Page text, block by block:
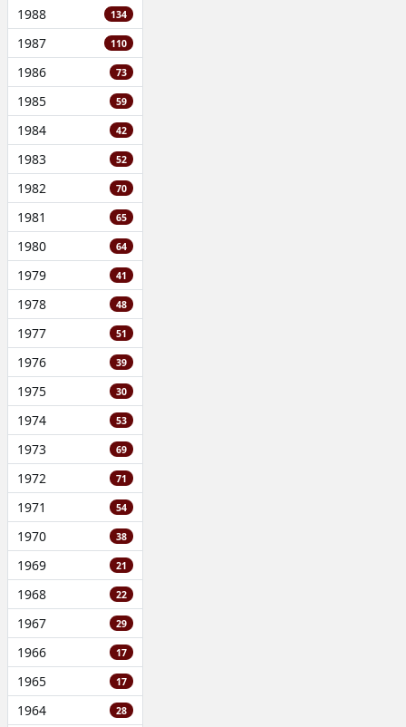
1988 134
1987 110
1986 73
1985 59
1984 42
1983 52
1982 70
1981 65
1980 64
1979 41
1978 48
1977 51
1976 39
1975 30
1974 53
1973 69
1972 71
1971 54
1970 38
1969 21
1968 22
1967 29
1966 17
1965 17
1964 28